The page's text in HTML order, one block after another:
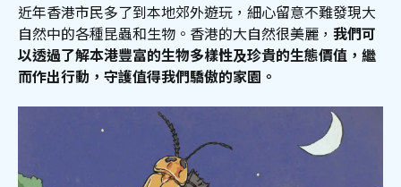
近年香港市民多了到本地郊外遊玩，細心留意不難發現大
自然中的各種昆蟲和生物。香港的大自然很美麗， 我們可
以透過了解本港豐富的生物多樣性及珍貴的生態價值，繼
而作出行動，守護值得我們驕傲的家園。